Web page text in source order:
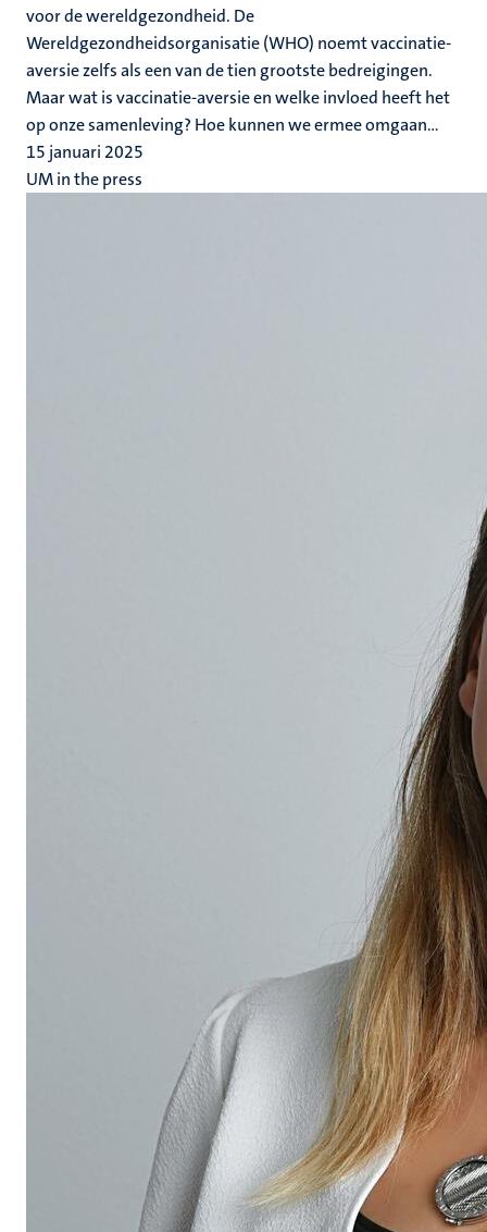
voor de wereldgezondheid. De
Wereldgezondheidsorganisatie (WHO) noemt vaccinatie-
aversie zelfs als een van de tien grootste bedreigingen.
Maar wat is vaccinatie-aversie en welke invloed heeft het
op onze samenleving? Hoe kunnen we ermee omgaan...
15 januari 2025
UM in the press